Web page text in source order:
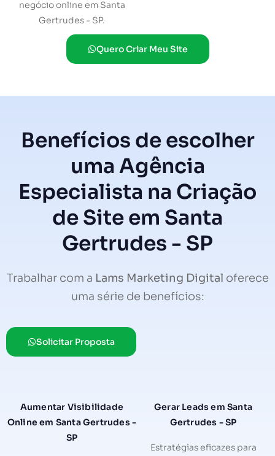
negócio online em Santa
Gertrudes - SP.
Quero Criar Meu Site
Benefícios de escolher
uma Agência
Especialista na Criação
de Site em Santa
Gertrudes - SP
Trabalhar com a Lams Marketing Digital oferece
uma série de benefícios:
Solicitar Proposta
Aumentar Visibilidade
Online em Santa Gertrudes -
SP
Gerar Leads em Santa
Gertrudes - SP
Estratégias eficazes para